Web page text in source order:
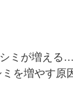
ミが増え
を増やす原